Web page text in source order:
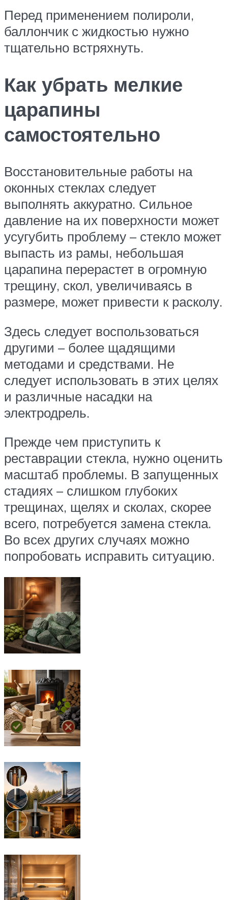
Перед применением полироли,
баллончик с жидкостью нужно
тщательно встряхнуть.
Как убрать мелкие
царапины
самостоятельно
Восстановительные работы на
оконных стеклах следует
выполнять аккуратно. Сильное
давление на их поверхности может
усугубить проблему – стекло может
выпасть из рамы, небольшая
царапина перерастет в огромную
трещину, скол, увеличиваясь в
размере, может привести к расколу.
Здесь следует воспользоваться
другими – более щадящими
методами и средствами. Не
следует использовать в этих целях
и различные насадки на
электродрель.
Прежде чем приступить к
реставрации стекла, нужно оценить
масштаб проблемы. В запущенных
стадиях – слишком глубоких
трещинах, щелях и сколах, скорее
всего, потребуется замена стекла.
Во всех других случаях можно
попробовать исправить ситуацию.